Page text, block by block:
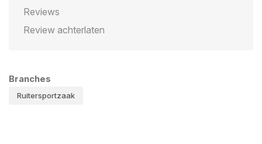
Reviews
Review achterlaten
Branches
Ruitersportzaak